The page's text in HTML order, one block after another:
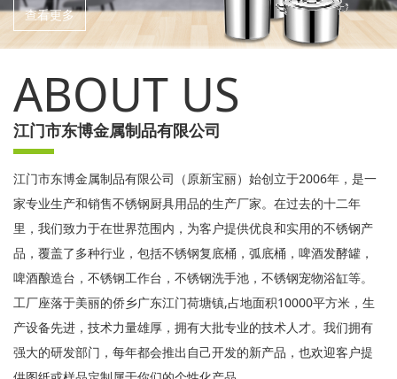
查看更多
ABOUT US
江门市东博金属制品有限公司
江门市东博金属制品有限公司（原新宝丽）始创立于2006年，是一
家专业生产和销售不锈钢厨具用品的生产厂家。在过去的十二年
里，我们致力于在世界范围内，为客户提供优良和实用的不锈钢产
品，覆盖了多种行业，包括不锈钢复底桶，弧底桶，啤酒发酵罐，
啤酒酿造台，不锈钢工作台，不锈钢洗手池，不锈钢宠物浴缸等。
工厂座落于美丽的侨乡广东江门荷塘镇,占地面积10000平方米，生
产设备先进，技术力量雄厚，拥有大批专业的技术人才。我们拥有
强大的研发部门，每年都会推出自己开发的新产品，也欢迎客户提